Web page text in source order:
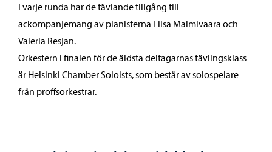
I varje runda har de tävlande tillgång till
ackompanjemang av pianisterna Liisa Malmivaara och
Valeria Resjan.
Orkestern i finalen för de äldsta deltagarnas tävlingsklass
är Helsinki Chamber Soloists, som består av solospelare
från proffsorkestrar.